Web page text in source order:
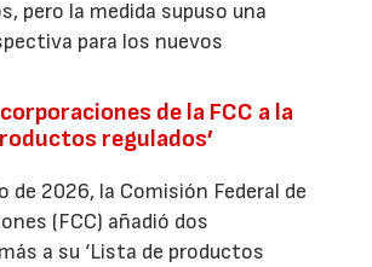
pero la medida supuso una
para los nuevos
de la FCC a la
regulados’
de 2026, la Comisión Federal de
(FCC) añadió dos
a su ‘Lista de productos